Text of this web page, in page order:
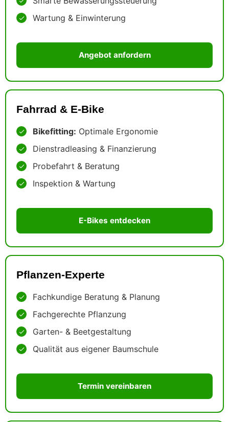
Wartung & Einwinterung
Angebot anfordern
Fahrrad & E-Bike
Bikefitting: Optimale Ergonomie
Dienstradleasing & Finanzierung
Probefahrt & Beratung
Inspektion & Wartung
E-Bikes entdecken
Pflanzen-Experte
Fachkundige Beratung & Planung
Fachgerechte Pflanzung
Garten- & Beetgestaltung
Qualität aus eigener Baumschule
Termin vereinbaren